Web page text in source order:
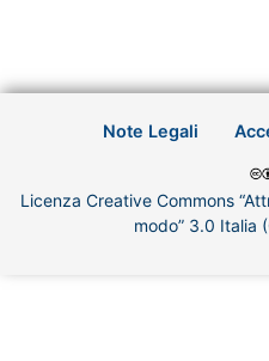
Note Legali
Licenza Creative Commons
modo” 3.0 Italia